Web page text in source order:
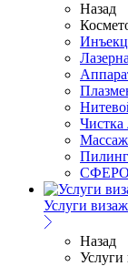
Назад
Чистка
Услуги
Назад
Услуги